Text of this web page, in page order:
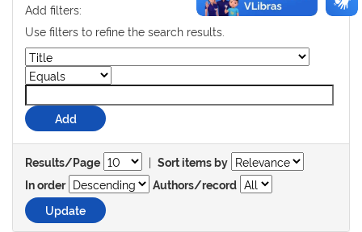
Add filters:
Use filters to refine the search results.
Results/Page | Sort items by
In order
Authors/record